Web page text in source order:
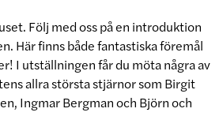
Följ med oss på en introduktion
Här finns både fantastiska föremål
I utställningen får du möta några av
allra största stjärnor som Birgit
Ingmar Bergman och Björn och